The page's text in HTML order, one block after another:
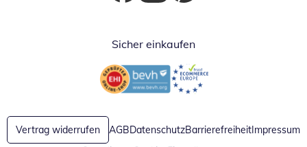
Öffnet in neuem Fenster
Öffnet in neuem Fenster
Öffnet in neuem Fenster
Sicher einkaufen
Öffnet in neuem FensterÖffnet in neuem Fenster
Vertrag widerrufen AGBDatenschutzBarrierefreiheitImpressum